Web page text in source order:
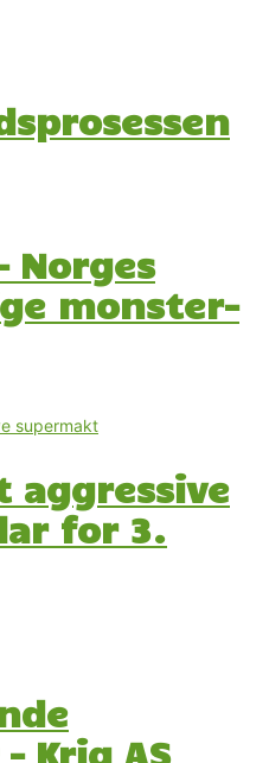
Norges
monster-
aggressive
for 3.
Krig AS